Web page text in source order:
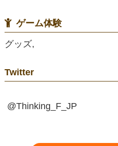
ゲーム体験
グッズ,
Twitter
@Thinking_F_JP